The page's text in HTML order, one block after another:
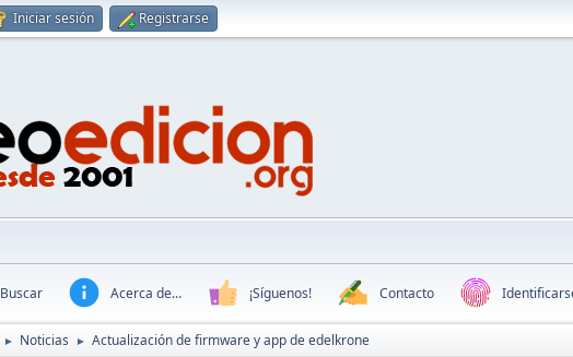
Iniciar sesión Registrarse
Buscar Acerca de... ¡Síguenos! Contacto
► Noticias ► Actualización de firmware y app de edelkrone